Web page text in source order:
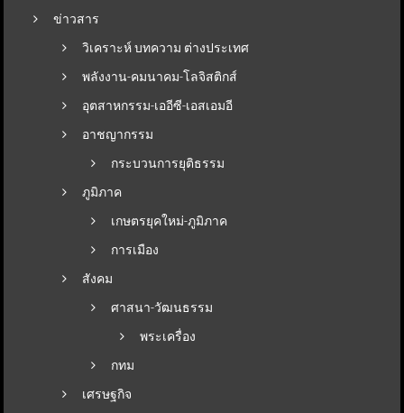
ข่าวสาร
วิเคราะห์ บทความ ต่างประเทศ
พลังงาน-คมนาคม-โลจิสติกส์
อุตสาหกรรม-เออีซี-เอสเอมอี
อาชญากรรม
กระบวนการยุติธรรม
ภูมิภาค
เกษตรยุคใหม่-ภูมิภาค
การเมือง
สังคม
ศาสนา-วัฒนธรรม
พระเครื่อง
กทม
เศรษฐกิจ